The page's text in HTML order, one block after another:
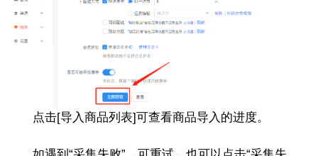
点击[导入商品列表]可查看商品导入的进度。